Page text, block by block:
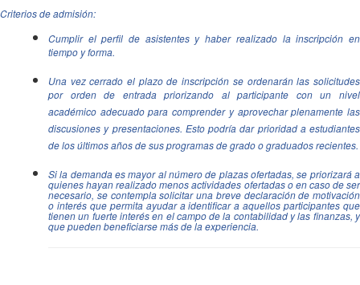
Criterios de admisión:
Cumplir el perfil de asistentes y haber realizado la inscripción en
tiempo y forma.
Una vez cerrado el plazo de inscripción se ordenarán las solicitudes
por orden de entrada priorizando al participante con un nivel
académico adecuado para comprender y aprovechar plenamente las
discusiones y presentaciones. Esto podría dar prioridad a estudiantes
de los últimos años de sus programas de grado o graduados recientes.
Si la demanda es mayor al número de plazas ofertadas, se priorizará a
quienes hayan realizado menos actividades ofertadas o en caso de ser
necesario, se contempla solicitar una breve declaración de motivación
o interés que permita ayudar a identificar a aquellos participantes que
tienen un fuerte interés en el campo de la contabilidad y las finanzas, y
que pueden beneficiarse más de la experiencia.